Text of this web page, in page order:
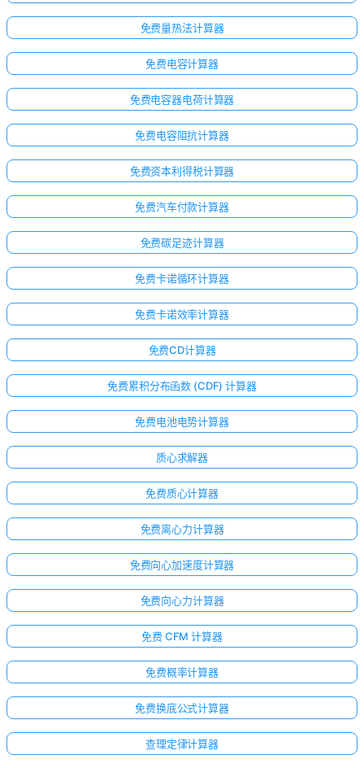
免费量热法计算器
免费电容计算器
免费电容器电荷计算器
免费电容阻抗计算器
免费资本利得税计算器
免费汽车付款计算器
免费碳足迹计算器
免费卡诺循环计算器
免费卡诺效率计算器
免费CD计算器
免费累积分布函数 (CDF) 计算器
免费电池电势计算器
质心求解器
免费质心计算器
免费离心力计算器
免费向心加速度计算器
免费向心力计算器
免费 CFM 计算器
免费概率计算器
免费换底公式计算器
查理定律计算器